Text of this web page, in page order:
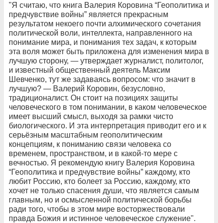
"Я считаю, что книга Валерия Коровина “Геополитика и
предчувствие войны” является прекрасным
результатом некоего почти алхимического сочетания
политической воли, интеллекта, направленного на
понимание мира, и понимания тех задач, к которым
эта воля может быть приложена для изменения мира в
лучшую сторону, — утверждает журналист, политолог,
и известный общественный деятель Максим
Шевченко, тут же задаваясь вопросом: что значит в
лучшую? — Валерий Коровин, безусловно,
традиционалист. Он стоит на позициях защиты
человеческого в том понимании, в каком человеческое
имеет высший смысл, выходя за рамки чисто
биологического. И эта интерпретация приводит его и к
серьёзным масштабным геополитическим
концепциям, к пониманию связи человека со
временем, пространством, и в какой-то мере с
вечностью. Я рекомендую книгу Валерия Коровина
“Геополитика и предчувствие войны” каждому, кто
любит Россию, кто болеет за Россию, каждому, кто
хочет не только спасения души, что является самым
главным, но и осмысленной политической борьбы
ради того, чтобы в этом мире восторжествовали
правда Божия и истинное человеческое служение".